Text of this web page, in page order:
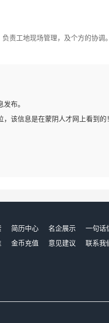
责工地现场管理，及个方的协调
发布。
，该信息是在蒙阴人才网上看到的
简历中心 名企展示 一句话
金币充值 意见建议 联系我